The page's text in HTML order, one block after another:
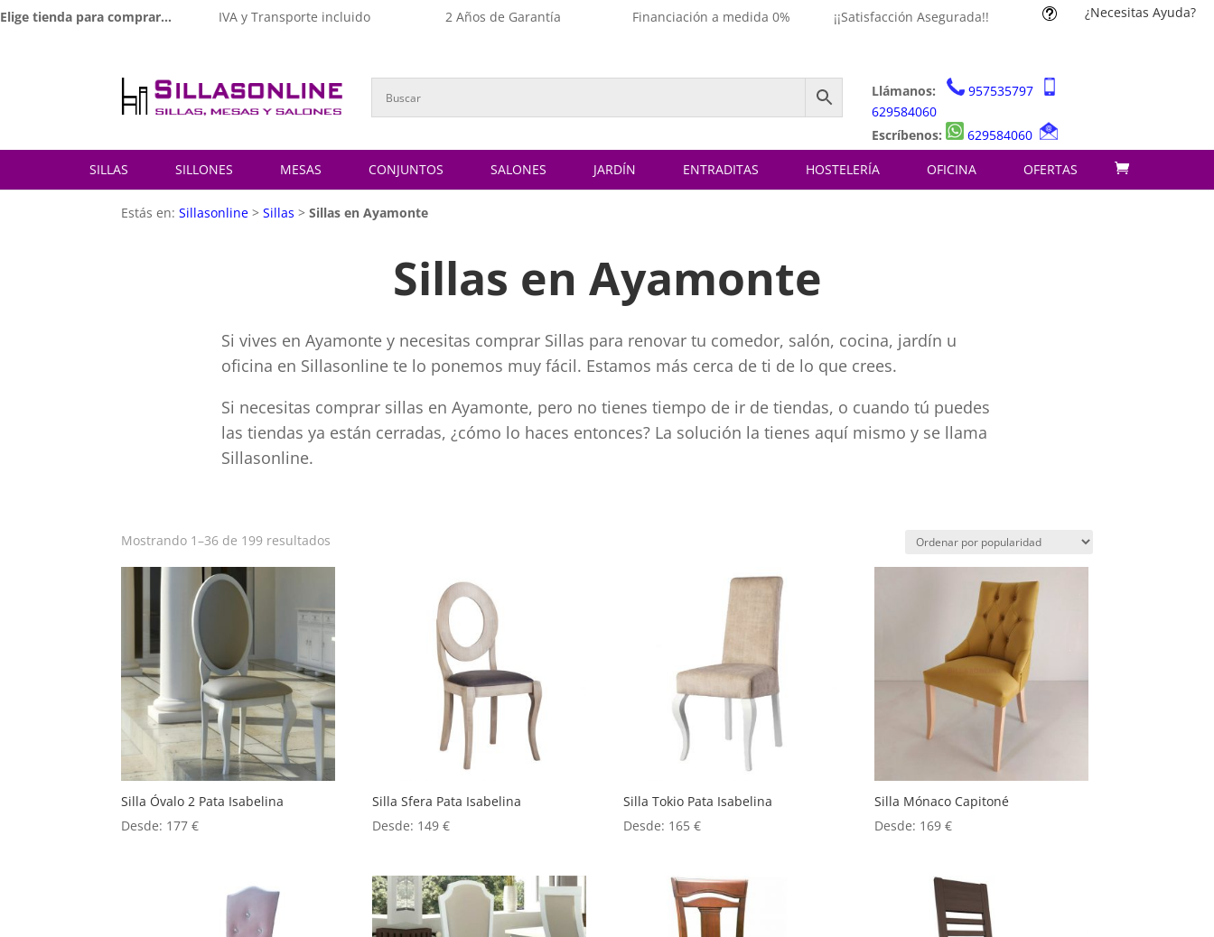
Elige tienda para comprar... IVA y Transporte incluido 2 Años de Garantía Financiación a medida 0% ¡¡Satisfacción Asegurada!! t ¿Necesitas Ayuda?
Llámanos:
957535797
629584060
Escríbenos:
629584060
SILLAS SILLONES MESAS CONJUNTOS SALONES JARDÍN ENTRADITAS HOSTELERÍA OFICINA OFERTAS
Estás en:Sillasonline >Sillas >Sillas en Ayamonte
Sillas en Ayamonte
Si vives en Ayamonte y necesitas comprar Sillas para renovar tu comedor, salón, cocina, jardín u
oficina en Sillasonline te lo ponemos muy fácil. Estamos más cerca de ti de lo que crees.
Si necesitas comprar sillas en Ayamonte, pero no tienes tiempo de ir de tiendas, o cuando tú puedes
las tiendas ya están cerradas, ¿cómo lo haces entonces? La solución la tienes aquí mismo y se llama
Sillasonline.
Mostrando 1–36 de 199 resultados
Silla Óvalo 2 Pata Isabelina
Desde: 177€
Silla Sfera Pata Isabelina
Desde: 149€
Silla Tokio Pata Isabelina
Desde: 165€
Silla Mónaco Capitoné
Desde: 169€